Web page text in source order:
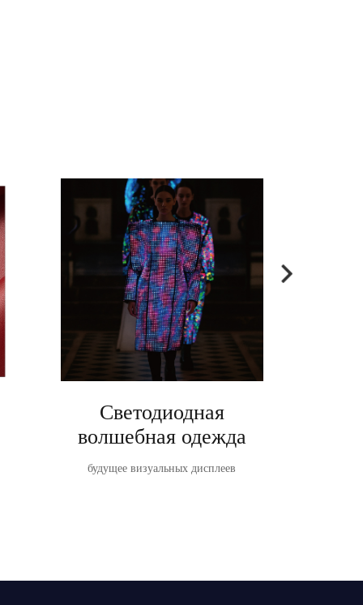
Светодиодная
волшебная одежда
будущее визуальных дисплеев